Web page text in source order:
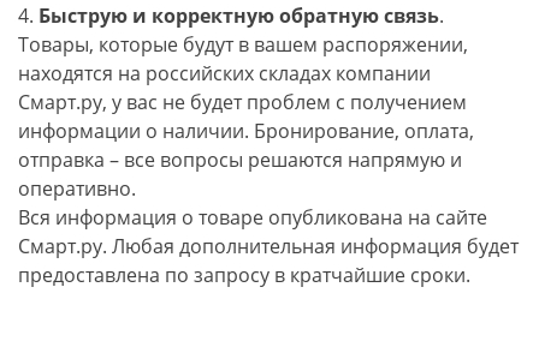
4. Быструю и корректную обратную связь.
Товары, которые будут в вашем распоряжении,
находятся на российских складах компании
Смарт.ру, у вас не будет проблем с получением
информации о наличии. Бронирование, оплата,
отправка – все вопросы решаются напрямую и
оперативно.
Вся информация о товаре опубликована на сайте
Смарт.ру. Любая дополнительная информация будет
предоставлена по запросу в кратчайшие сроки.